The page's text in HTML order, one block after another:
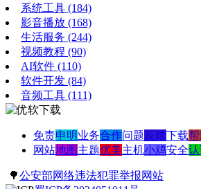
系统工具 (184)
影音播放 (168)
生活服务 (244)
视频教程 (90)
AI软件 (110)
软件开发 (84)
音频工具 (111)
免责申明业务合作问题反馈下载
网站地图 主题优美主机小鸡安全
🌳公安部网络违法犯罪举报网站